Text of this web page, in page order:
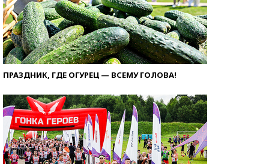
ПРАЗДНИК, ГДЕ ОГУРЕЦ — ВСЕМУ ГОЛОВА!